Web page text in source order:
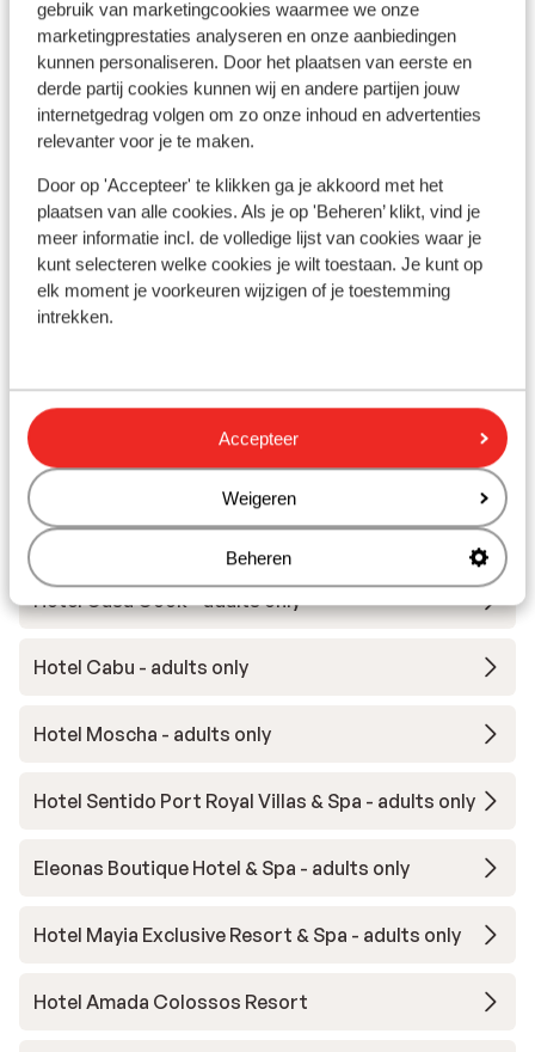
gebruik van marketingcookies waarmee we onze
marketingprestaties analyseren en onze aanbiedingen
kunnen personaliseren. Door het plaatsen van eerste en
derde partij cookies kunnen wij en andere partijen jouw
internetgedrag volgen om zo onze inhoud en advertenties
relevanter voor je te maken.
Door op 'Accepteer' te klikken ga je akkoord met het
plaatsen van alle cookies. Als je op 'Beheren’ klikt, vind je
meer informatie incl. de volledige lijst van cookies waar je
kunt selecteren welke cookies je wilt toestaan. Je kunt op
elk moment je voorkeuren wijzigen of je toestemming
intrekken.
Accepteer
Weigeren
Beheren
Bekijk op kaart
In de buurt
Strand: 1 km
Centrum: 800 m
Luchthaven: 12 km
Bushalte: 150 m
Pinautomaat: 150 m
Restaurant: 500 m
Ziekenhuis: 10 km
Andere accommodaties in Rhodos
Hotel Casa Cook - adults only
Hotel Cabu - adults only
Hotel Moscha - adults only
Hotel Sentido Port Royal Villas & Spa - adults only
Eleonas Boutique Hotel & Spa - adults only
Hotel Mayia Exclusive Resort & Spa - adults only
Hotel Amada Colossos Resort